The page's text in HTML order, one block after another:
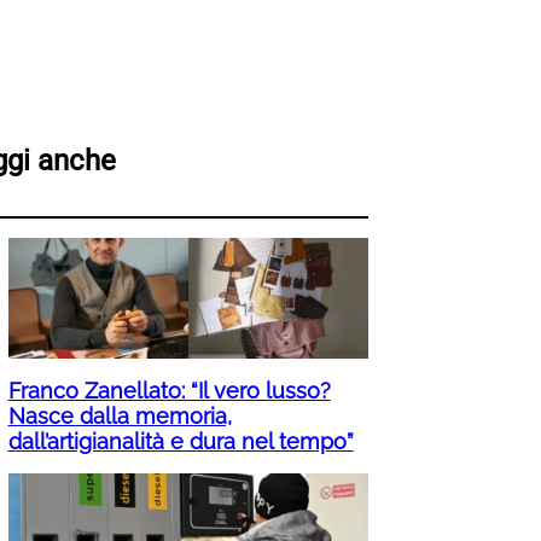
anche
Franco Zanellato: “Il vero lusso?
Nasce dalla memoria,
dall’artigianalità e dura nel tempo”